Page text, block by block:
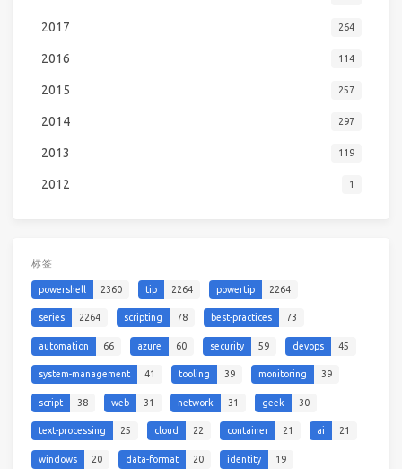
2017 264
2016 114
2015 257
2014 297
2013 119
2012 1
标签
powershell 2360 tip 2264 powertip 2264
series 2264 scripting 78 best-practices 73
automation 66 azure 60 security 59 devops 45
system-management 41 tooling 39 monitoring 39
script 38 web 31 network 31 geek 30
text-processing 25 cloud 22 container 21 ai 21
windows 20 data-format 20 identity 19